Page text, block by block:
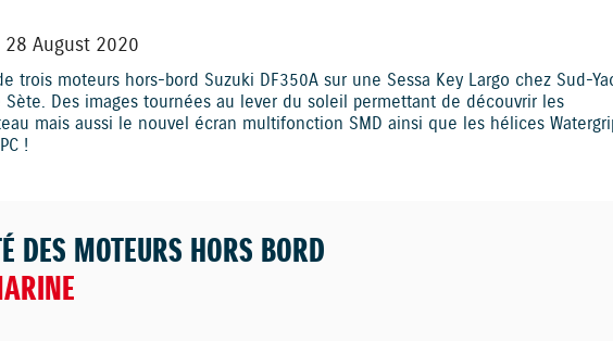
28 August 2020
trois moteurs hors-bord Suzuki DF350A sur une Sessa Key Largo chez Sud-
Sète. Des images tournées au lever du soleil permettant de découvrir les
mais aussi le nouvel écran multifonction SMD ainsi que les hélices
!
DES MOTEURS HORS BORD